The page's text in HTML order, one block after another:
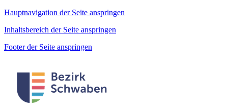
Hauptnavigation der Seite anspringen
Inhaltsbereich der Seite anspringen
Footer der Seite anspringen